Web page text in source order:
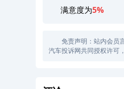
满意度为5%
免责声明：站内会员
汽车投诉网共同授权许可